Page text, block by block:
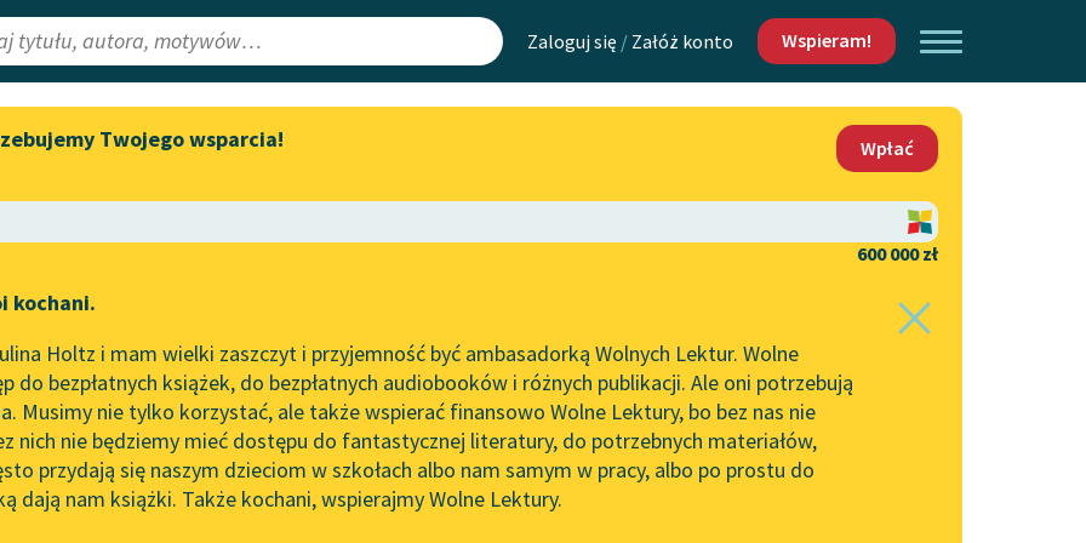
Zaloguj się / Załóż konto Wspieram!
Lektury
redakcyjne
Aktualności
Zapraszamy na spotkanie
literatury skandynawskiej
Wolne Lektury na 32.
Pol’and’Rock Festivalu
„Kochanek Lady Chatterley”
do słuchania na Wolnych
Lekturach
Nowy audiobook – „Marzenie
Mapa Wolnych Lektur
Leśmianator
API
OAI-PMH
Widget Wolnych Lektur
Kontakt
O projekcie
Zasady wykorzystania
Wolnych Lektur
Logotypy
Materiały promocyjne
Twojego wsparcia!
Wpłać
600 000 zł
kochani.
Holtz i mam wielki zaszczyt i przyjemność być ambasadorką Wolnych Lektur. Wolne
do bezpłatnych książek, do bezpłatnych audiobooków i różnych publikacji. Ale oni potrzebują
Musimy nie tylko korzystać, ale także wspierać finansowo Wolne Lektury, bo bez nas nie
nich nie będziemy mieć dostępu do fantastycznej literatury, do potrzebnych materiałów,
przydają się naszym dzieciom w szkołach albo nam samym w pracy, albo po prostu do
dają nam książki. Także kochani, wspierajmy Wolne Lektury.
Jan Kochanowski✖